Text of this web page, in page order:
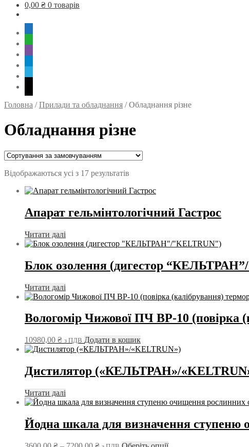
0,00 ₴ 0 товарів
Головна /Прилади та обладнання /Обладнання різне
Обладнання різне
Відображаються усі з 17 результатів
Апарат гельмінтологічний Гастрос
Читати далі
Блок озолення (дигестор
Читати далі
Вологомір Чижової ПЧ ВР-10 (повірка
10980,00 ₴ з ПДВ Додати в кошик
Дистилятор («КЕЛЬТРАН»/
Читати далі
Йодна шкала для визначення ступеню
Діапазон
Цей